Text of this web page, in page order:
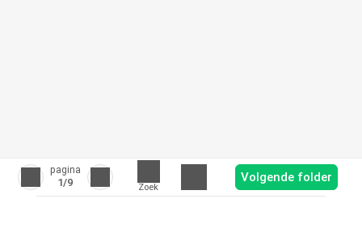
pagina
1/9 Zoek
Volgende folder